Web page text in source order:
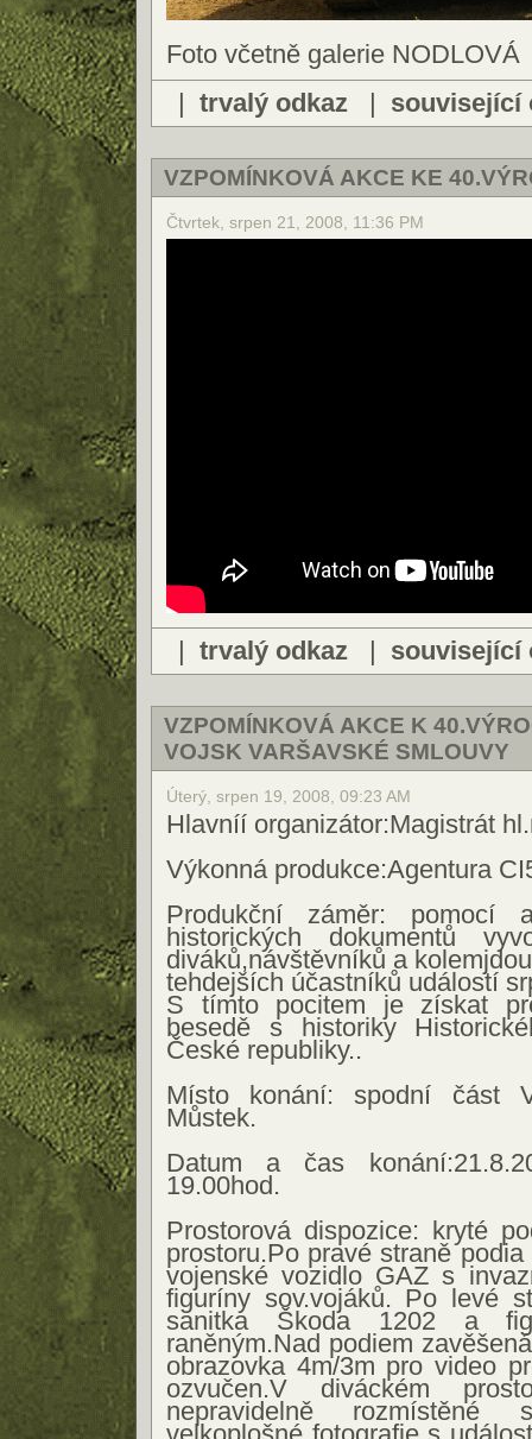
Foto včetně galerie NODLOVÁ
| trvalý odkaz | související
VZPOMÍNKOVÁ AKCE KE
Čtvrtek, srpen 21, 2008, 11:36 PM
| trvalý odkaz | související
VZPOMÍNKOVÁ AKCE K
VOJSK VARŠAVSKÉ SMLOUVY
Úterý, srpen 19, 2008, 09:23 AM
Hlavníí organizátor:Magistrát
Výkonná produkce:Agentura
Produkční záměr: pomocí
historických dokumentů
diváků,návštěvníků a
tehdejších účastníků událostí
S tímto pocitem je získat
besedě s historiky
České republiky..
Místo konání: spodní část
Můstek.
Datum a čas
19.00hod.
Prostorová dispozice: kryté
prostoru.Po pravé straně
vojenské vozidlo GAZ s
figuríny sov.vojáků. Po levé
sanitka Škoda 1202 a
raněným.Nad podiem
obrazovka 4m/3m pro video
ozvučen.V diváckém
nepravidelně rozmístěné